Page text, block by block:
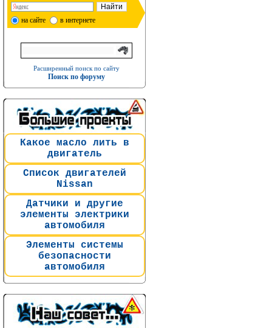
на сайте в интернете
Расширенный поиск по сайту
Поиск по форуму
Какое масло лить в
двигатель
Список двигателей
Nissan
Датчики и другие
элементы электрики
автомобиля
Элементы системы
безопасности
автомобиля